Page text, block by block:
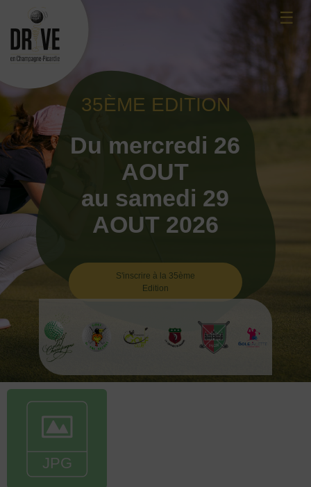
content
☰
35ÈME EDITION
Du mercredi 26
AOUT
au samedi 29
AOUT 2026
S'inscrire à la 35ème
Edition